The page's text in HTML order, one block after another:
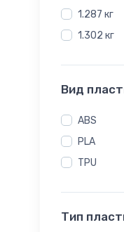
1.287 кг
1.302 кг
Вид
ABS
PLA
TPU
Тип